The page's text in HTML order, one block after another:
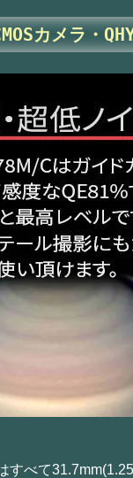
カメラ・
べて